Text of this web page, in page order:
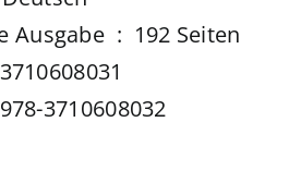
Gebundene Ausgabe ‏ : ‎ 192 Seiten
3710608031
978-3710608032